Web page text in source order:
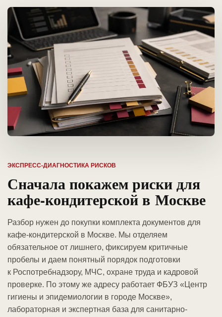
ЭКСПРЕСС-ДИАГНОСТИКА РИСКОВ
Сначала покажем риски для
кафе-кондитерской в Москве
Разбор нужен до покупки комплекта документов для
кафе-кондитерской в Москве. Мы отделяем
обязательное от лишнего, фиксируем критичные
пробелы и даем понятный порядок подготовки
к Роспотребнадзору, МЧС, охране труда и кадровой
проверке. По этому же адресу работает ФБУЗ «Центр
гигиены и эпидемиологии в городе Москве»,
лабораторная и экспертная база для санитарно-